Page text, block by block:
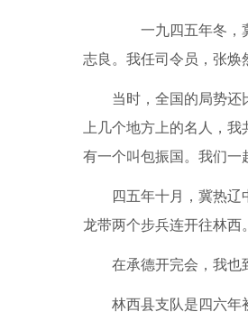
一九四五年冬，冀
志良。我任司令员，张焕
当时，全国的局势还
上几个地方上的名人，
有一个叫包振国。我们一
四五年十月，冀热
龙带两个步兵连开往林西。
在承德开完会，我也
林西县支队是四六年